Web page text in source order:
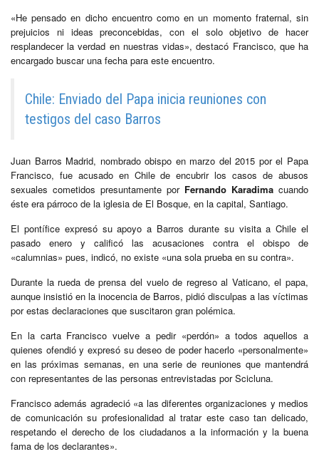
«He pensado en dicho encuentro como en un momento fraternal, sin
prejuicios ni ideas preconcebidas, con el solo objetivo de hacer
resplandecer la verdad en nuestras vidas», destacó Francisco, que ha
encargado buscar una fecha para este encuentro.
Chile: Enviado del Papa inicia reuniones con
testigos del caso Barros
Juan Barros Madrid, nombrado obispo en marzo del 2015 por el Papa
Francisco, fue acusado en Chile de encubrir los casos de abusos
sexuales cometidos presuntamente por Fernando Karadima cuando
éste era párroco de la iglesia de El Bosque, en la capital, Santiago.
El pontífice expresó su apoyo a Barros durante su visita a Chile el
pasado enero y calificó las acusaciones contra el obispo de
«calumnias» pues, indicó, no existe «una sola prueba en su contra».
Durante la rueda de prensa del vuelo de regreso al Vaticano, el papa,
aunque insistió en la inocencia de Barros, pidió disculpas a las víctimas
por estas declaraciones que suscitaron gran polémica.
En la carta Francisco vuelve a pedir «perdón» a todos aquellos a
quienes ofendió y expresó su deseo de poder hacerlo «personalmente»
en las próximas semanas, en una serie de reuniones que mantendrá
con representantes de las personas entrevistadas por Scicluna.
Francisco además agradeció «a las diferentes organizaciones y medios
de comunicación su profesionalidad al tratar este caso tan delicado,
respetando el derecho de los ciudadanos a la información y la buena
fama de los declarantes».